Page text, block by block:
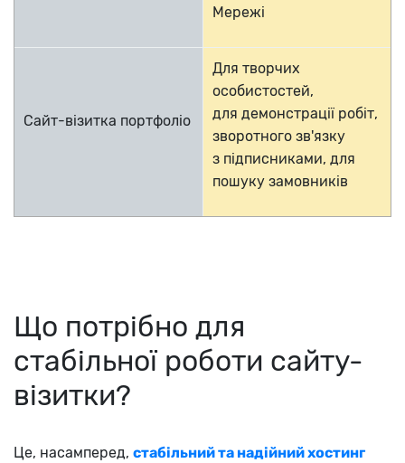
Мережі
Сайт-візитка портфоліо
Для творчих
особистостей,
для демонстрації робіт,
зворотного зв'язку
з підписниками, для
пошуку замовників
Що потрібно для
стабільної роботи сайту-
візитки?
Це, насамперед, стабільний та надійний хостинг